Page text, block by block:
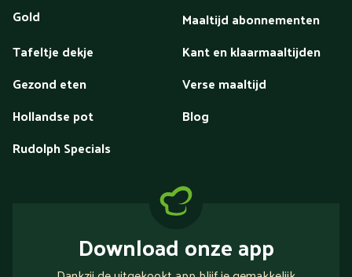
Gold
Maaltijd abonnementen
Tafeltje dekje
Kant en klaarmaaltijden
Gezond eten
Verse maaltijd
Hollandse pot
Blog
Rudolph Specials
Download onze app